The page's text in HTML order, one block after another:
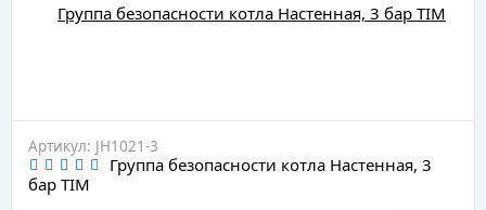
Артикул: JH1021-3
Группа безопасности котла Настенная, 3
бар TIM